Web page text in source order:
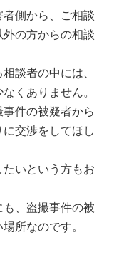
者側から、ご相談
の方からの相談
談者の中には、
くありません。
件の被疑者から
交渉をしてほし
いという方もお
、盗撮事件の被
所なのです。